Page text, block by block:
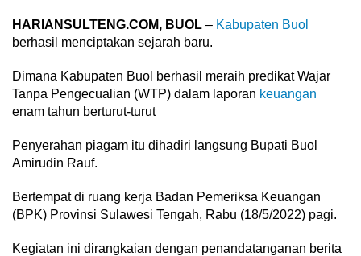
HARIANSULTENG.COM, BUOL – Kabupaten Buol
berhasil menciptakan sejarah baru.
Dimana Kabupaten Buol berhasil meraih predikat Wajar
Tanpa Pengecualian (WTP) dalam laporan keuangan
enam tahun berturut-turut
Penyerahan piagam itu dihadiri langsung Bupati Buol
Amirudin Rauf.
Bertempat di ruang kerja Badan Pemeriksa Keuangan
(BPK) Provinsi Sulawesi Tengah, Rabu (18/5/2022) pagi.
Kegiatan ini dirangkaian dengan penandatanganan berita